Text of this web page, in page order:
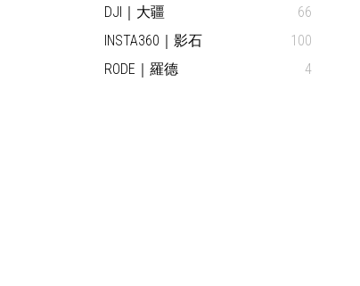
DJI｜大疆
66
INSTA360｜影石
100
RODE｜羅德
4